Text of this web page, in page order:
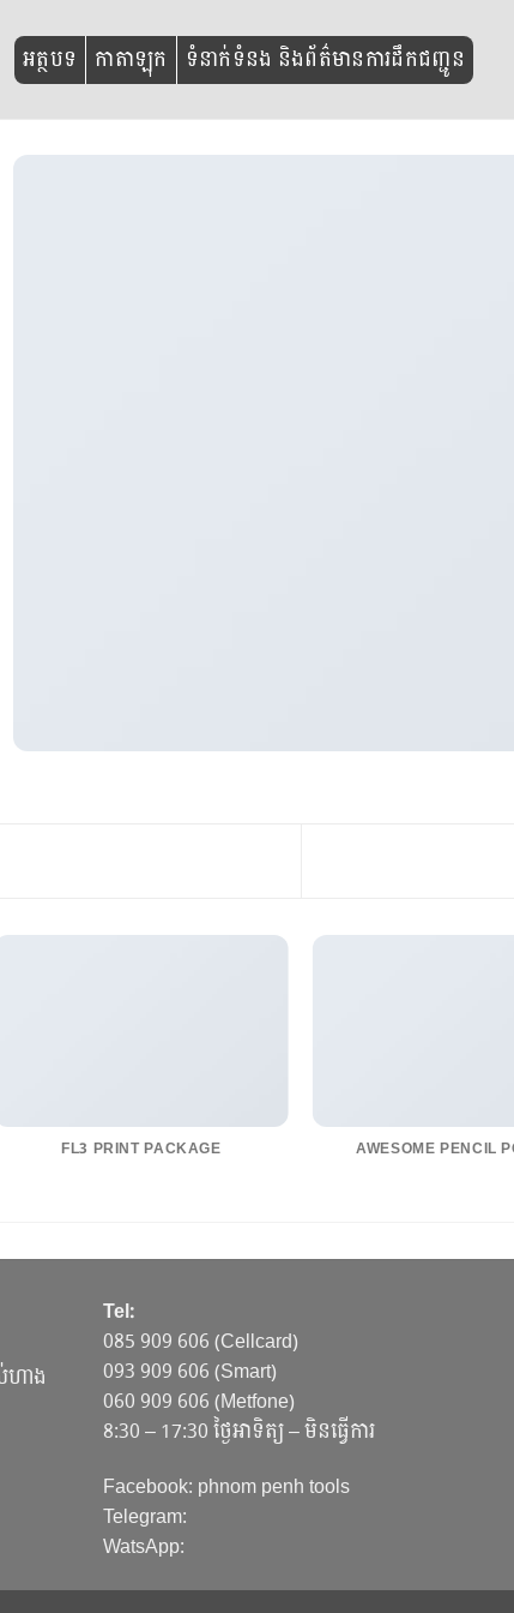
អត្ថបទ កាតាឡុក ទំនាក់ទំនង និងព័ត៌មានការដឹកជញ្ជូន
FL3 PRINT PACKAGE AWESOME PENCIL
ហាង
Tel:
085 909 606 (Cellcard)
093 909 606 (Smart)
060 909 606 (Metfone)
8:30 – 17:30 ថ្ងៃអាទិត្យ – មិនធ្វើការ
Facebook: phnom penh tools
Telegram:
WatsApp: